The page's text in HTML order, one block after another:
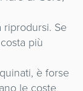
Se
più
è forse
le coste